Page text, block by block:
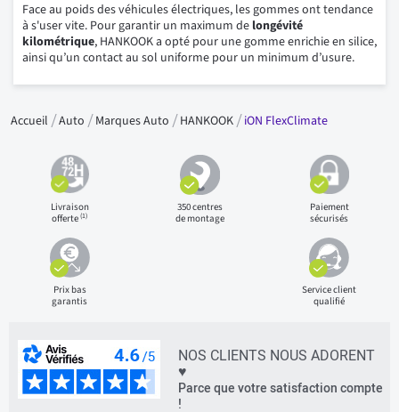
Face au poids des véhicules électriques, les gommes ont tendance
à s'user vite. Pour garantir un maximum de longévité
kilométrique, HANKOOK a opté pour une gomme enrichie en silice,
ainsi qu’un contact au sol uniforme pour un minimum d’usure.
Accueil Auto Marques Auto HANKOOK iON FlexClimate
Livraison
offerte(1)
350 centres
de montage
Paiement
sécurisés
Prix bas
garantis
Service client
qualifié
NOS CLIENTS NOUS ADORENT
♥
Parce que votre satisfaction compte
!